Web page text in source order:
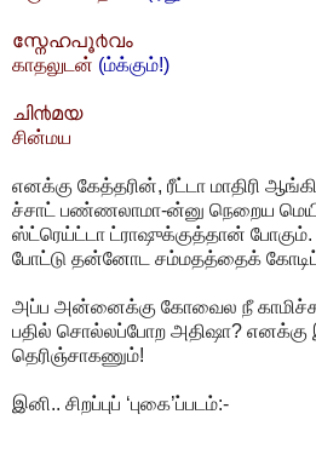
സ്നേഹപൂ൪വം
காதலுடன் (ம்க்கும்!)
ചി൯മ‌യ
சின்மய
எனக்கு கேத்தரின், ரீட்டா மாதிரி
ச்சாட் பண்ணலாமா-ன்னு நெறைய
ஸ்ட்ரெய்ட்டா ட்ராஷுக்குத்தான்
போட்டு தன்னோட சம்மதத்தைக்
அப்ப அன்னைக்கு கோவைல நீ
பதில் சொல்லப்போற அதிஷா?
தெரிஞ்சாகணும்!
இனி.. சிறப்புப் ‘புகை’ப்படம்:-